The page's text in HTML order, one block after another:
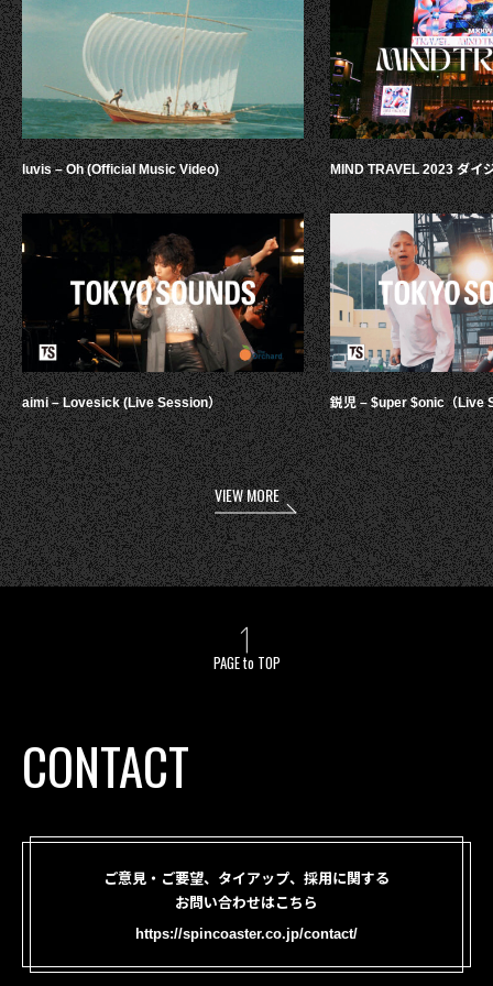
luvis – Oh (Official Music Video)
aimi – Lovesick (Live Session）
MIND TRAVEL 2023 ダイ
鋭児 – $uper $onic（Live
VIEW MORE
PAGE to TOP
CONTACT
ご意見・ご要望、タイアップ、採用に関する
お問い合わせはこちら
https://spincoaster.co.jp/contact/